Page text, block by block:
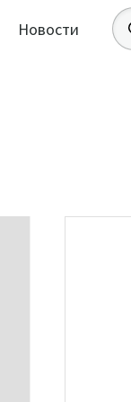
Новости